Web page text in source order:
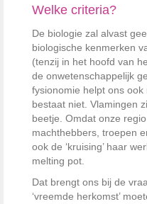
Welke criteria?
De biologie zal alvast
biologische kenmerken
(tenzij in het hoofd van
de onwetenschappelijk
fysionomie helpt ons ook
bestaat niet. Vlamingen
beetje. Omdat onze
machthebbers, troepen
ook de ‘kruising’ haar
melting pot.
Dat brengt ons bij de
‘vreemde herkomst’